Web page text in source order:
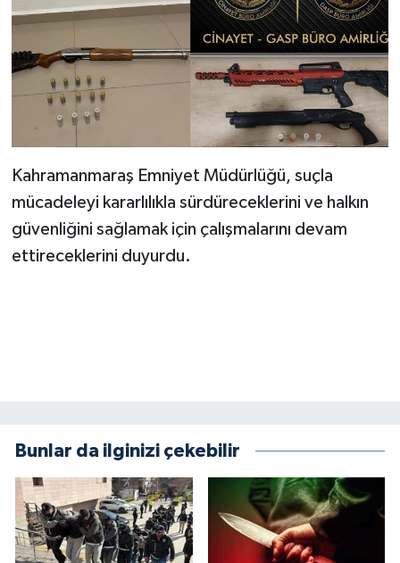
Kahramanmaraş Emniyet Müdürlüğü, suçla
mücadeleyi kararlılıkla sürdüreceklerini ve halkın
güvenliğini sağlamak için çalışmalarını devam
ettireceklerini duyurdu.
Bunlar da ilginizi çekebilir